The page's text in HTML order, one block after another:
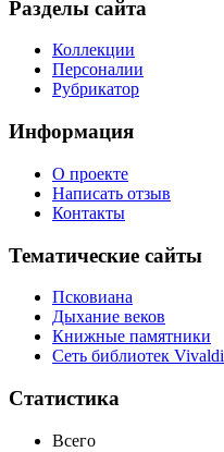
Разделы сайта
Коллекции
Персоналии
Рубрикатор
Информация
О проекте
Написать отзыв
Контакты
Тематические сайты
Псковиана
Дыхание веков
Книжные памятники
Сеть библиотек Vivaldi
Статистика
Всего